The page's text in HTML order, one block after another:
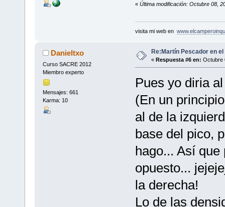
« Última modificación: Octubre 08,
visita mi web en
Danieltxo
Curso SACRE 2012
Miembro experto
Mensajes: 661
Karma: 10
Re:Martín Pescador en el
« Respuesta #6 en: Octubre
Pues yo diria
(En un
al de la
base del pico,
hago... Así
opuesto...
la derecha!
Lo de las